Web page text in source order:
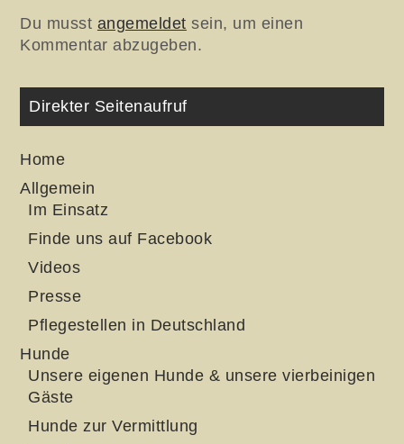
Du musst angemeldet sein, um einen
Kommentar abzugeben.
Direkter Seitenaufruf
Home
Allgemein
Im Einsatz
Finde uns auf Facebook
Videos
Presse
Pflegestellen in Deutschland
Hunde
Unsere eigenen Hunde & unsere vierbeinigen
Gäste
Hunde zur Vermittlung